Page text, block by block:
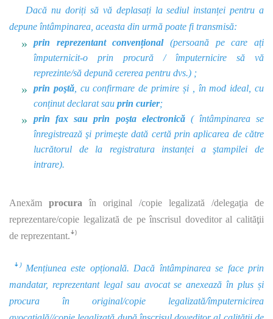
Dacă nu doriți să vă deplasați la sediul instanței pentru a
depune întâmpinarea, aceasta din urmă poate fi transmisă:
prin reprezentant convențional(persoană pe care ați
împuternicit-o prin procură / împuternicire să vă
reprezinte/să depună cererea pentru dvs.) ;
prin poştă, cu confirmare de primire și , în mod ideal, cu
conținut declarat sau prin curier;
prin fax sau prin poşta electronică( întâmpinarea se
înregistrează şi primeşte dată certă prin aplicarea de către
lucrătorul de la registratura instanței a ştampilei de
intrare).
Anexăm procura în original /copie legalizată /delegaţia de
reprezentare/copie legalizată de pe înscrisul doveditor al calităţii
de reprezentant.ꜜ⁾
ꜜ⁾ Mențiunea este opțională. Dacă întâmpinarea se face prin
mandatar, reprezentant legal sau avocat se anexează în plus și
procura în original/copie legalizată/împuternicirea